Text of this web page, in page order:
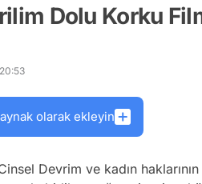
Dolu Korku
olarak ekleyin
Devrim ve kadın